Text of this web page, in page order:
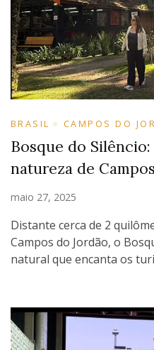
BRASIL CAMPOS DO
Bosque do
natureza de
maio 27, 2025
Distante cerca de 2
Campos do Jordão, o
natural que encanta os